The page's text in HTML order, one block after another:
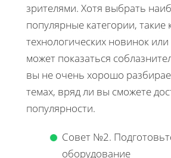
зрителями. Хотя выбрать
популярные категории, такие
технологических новинок
может показаться
вы не очень хорошо
темах, вряд ли вы сможете
популярности.
Совет №2.
оборудование